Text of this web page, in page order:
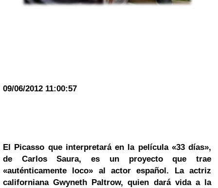
09/06/2012 11:00:57
El Picasso que interpretará en la película «33 días»,
de Carlos Saura, es un proyecto que trae
«auténticamente loco» al actor español. La actriz
californiana Gwyneth Paltrow, quien dará vida a la